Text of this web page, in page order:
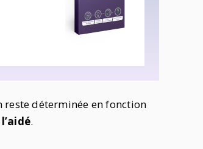
déterminée en fonction
.